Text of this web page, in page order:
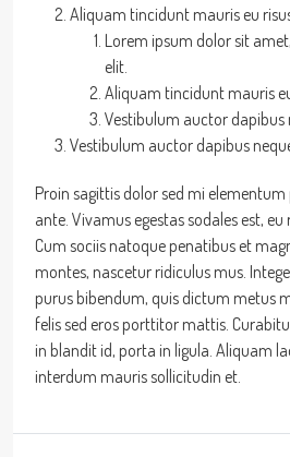
Aliquam tincidunt mauris eu
Lorem ipsum dolor sit
elit.
Aliquam tincidunt mauris
Vestibulum auctor dapibus
Vestibulum auctor dapibus
Proin sagittis dolor sed mi
ante. Vivamus egestas sodales est,
Cum sociis natoque penatibus et
montes, nascetur ridiculus mus.
purus bibendum, quis dictum metus
felis sed eros porttitor mattis.
in blandit id, porta in ligula. Aliquam
interdum mauris sollicitudin et.